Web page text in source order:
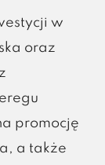
w
oraz
promocję
a także